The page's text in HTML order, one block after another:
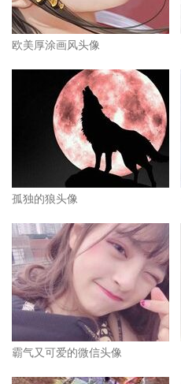
欧美厚涂画风头像
孤独的狼头像
霸气又可爱的微信头像